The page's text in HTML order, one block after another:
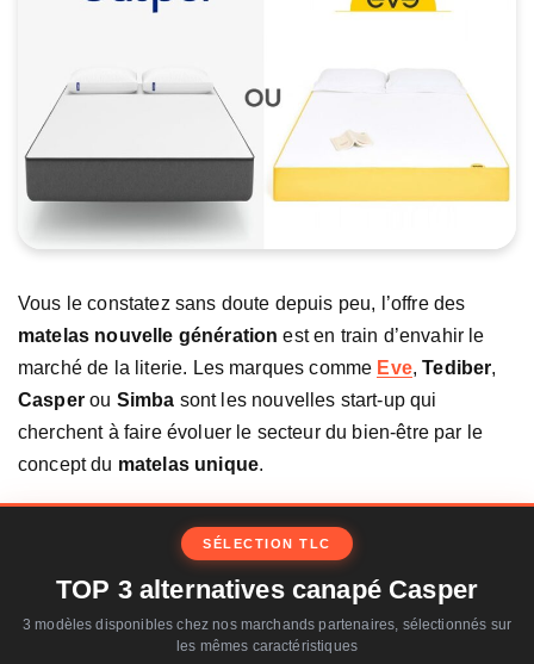
Vous le constatez sans doute depuis peu, l’offre des
matelas nouvelle génération est en train d’envahir le
marché de la literie. Les marques comme Eve,Tediber,
Casperou Simba sont les nouvelles start-up qui
cherchent à faire évoluer le secteur du bien-être par le
concept du matelas unique.
SÉLECTION TLC
TOP 3 alternatives canapé Casper
3 modèles disponibles chez nos marchands partenaires, sélectionnés sur
les mêmes caractéristiques